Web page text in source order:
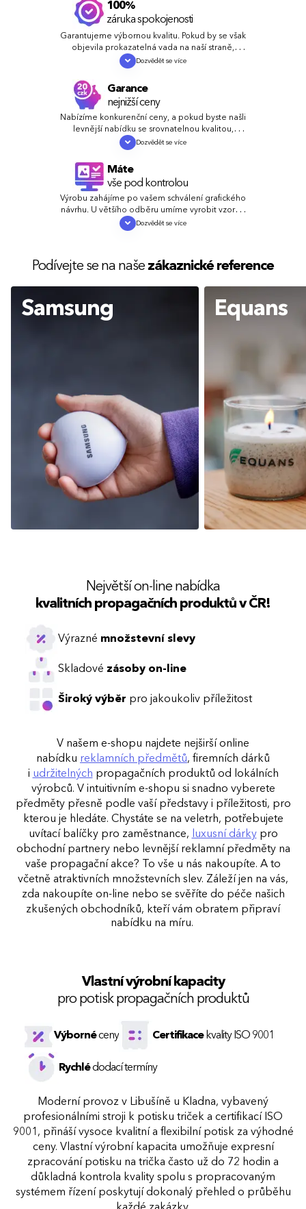
100%
záruka spokojenosti
Garantujeme výbornou kvalitu. Pokud by se však
objevila prokazatelná vada na naší straně,
zdarma a rychle chybu napravíme nebo vám
vrátíme peníze.
Dozvědět se více
Garance
nejnižší ceny
Nabízíme konkurenční ceny, a pokud byste našli
levnější nabídku se srovnatelnou kvalitou,
vyrovnáme nebo ještě snížíme cenu.
Dozvědět se více
Máte
vše pod kontrolou
Výrobu zahájíme po vašem schválení grafického
návrhu. U většího odběru umíme vyrobit vzorky,
abyste se mohli přesvědčit o kvalitě.
Dozvědět se více
Podívejte se na našezákaznické reference
Samsung Equans
Největší on-line nabídka
kvalitních propagačních produktů v ČR!
Výrazné množstevní slevy
Skladové zásoby on-line
Široký výběr pro jakoukoliv příležitost
V našem e-shopu najdete nejširší online
nabídku reklamních předmětů, firemních dárků
i udržitelných propagačních produktů od lokálních
výrobců. V intuitivním e-shopu si snadno vyberete
předměty přesně podle vaší představy i příležitosti, pro
kterou je hledáte. Chystáte se na veletrh, potřebujete
uvítací balíčky pro zaměstnance, luxusní dárkypro
obchodní partnery nebo levnější reklamní předměty na
vaše propagační akce? To vše u nás nakoupíte. A to
včetně atraktivních množstevních slev. Záleží jen na vás,
zda nakoupíte on-line nebo se svěříte do péče našich
zkušených obchodníků, kteří vám obratem připraví
nabídku na míru.
Vlastní výrobní kapacity
pro potisk propagačních produktů
Výbornéceny Certifikacekvality ISO 9001
Rychlédodací termíny
Moderní provoz v Libušíně u Kladna, vybavený
profesionálními stroji k potisku triček a certifikací ISO
9001, přináší vysoce kvalitní a flexibilní potisk za výhodné
ceny. Vlastní výrobní kapacita umožňuje expresní
zpracování potisku na trička často už do 72 hodin a
důkladná kontrola kvality spolu s propracovaným
systémem řízení poskytují dokonalý přehled o průběhu